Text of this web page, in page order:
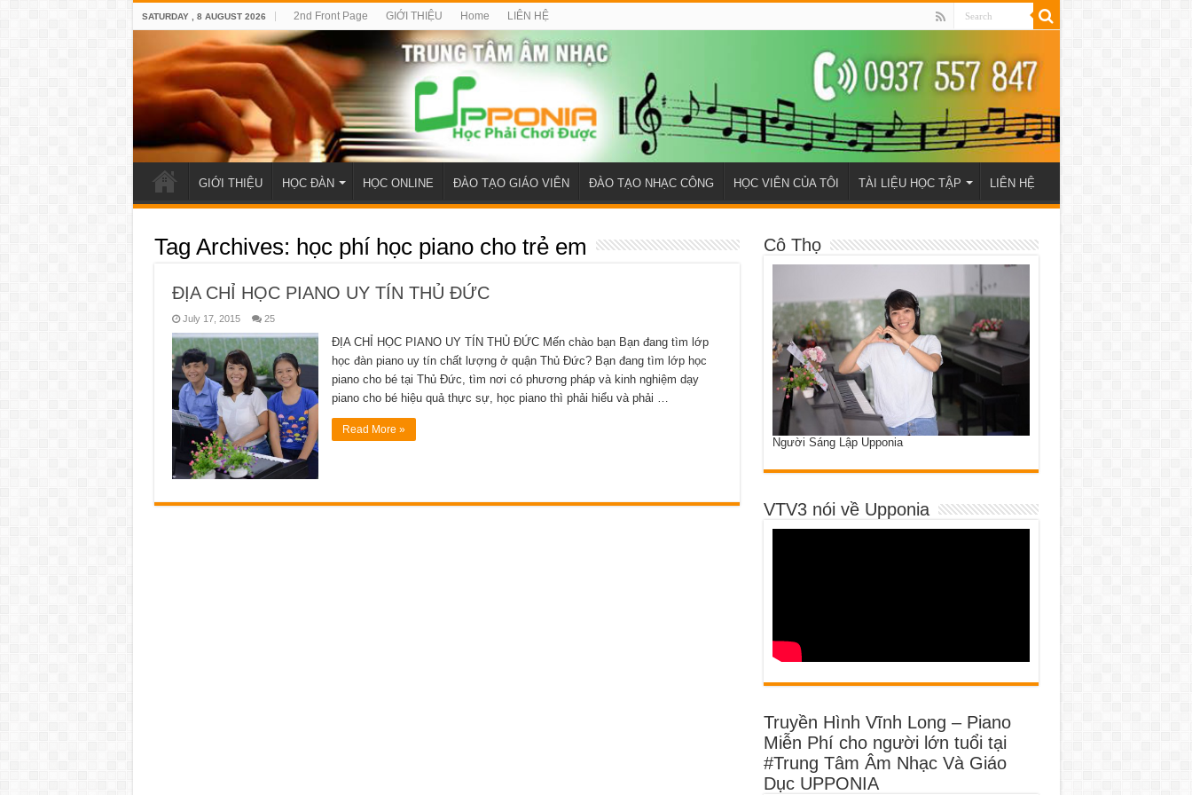
SATURDAY , 8 AUGUST 2026 2nd Front Page GIỚI THIỆU Home LIÊN HỆ
GIỚI THIỆU HỌC ĐÀN HỌC ONLINE ĐÀO TẠO GIÁO VIÊN ĐÀO TẠO NHẠC CÔNG HỌC VIÊN CỦA TÔI TÀI LIỆU HỌC TẬP LIÊN HỆ
Tag Archives: học phí học piano cho trẻ em
ĐỊA CHỈ HỌC PIANO UY TÍN THỦ ĐỨC
July 17, 2015 25
ĐỊA CHỈ HỌC PIANO UY TÍN THỦ ĐỨC Mến chào bạn Bạn đang tìm lớp
học đàn piano uy tín chất lượng ở quận Thủ Đức? Bạn đang tìm lớp học
piano cho bé tại Thủ Đức, tìm nơi có phương pháp và kinh nghiệm dạy
piano cho bé hiệu quả thực sự, học piano thì phải hiểu và phải …
Read More »
Cô Thọ
Người Sáng Lập Upponia
VTV3 nói về Upponia
Truyền Hình Vĩnh Long – Piano
Miễn Phí cho người lớn tuổi tại
#Trung Tâm Âm Nhạc Và Giáo
Dục UPPONIA